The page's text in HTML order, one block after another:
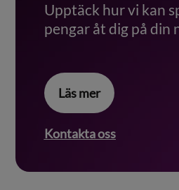
Upptäck hur vi kan
pengar åt dig på din
Läs mer
Kontakta oss